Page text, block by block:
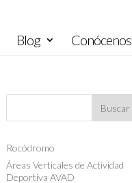
Blog Conócenos
Rocódromo
Áreas Verticales de Actividad
Deportiva AVAD